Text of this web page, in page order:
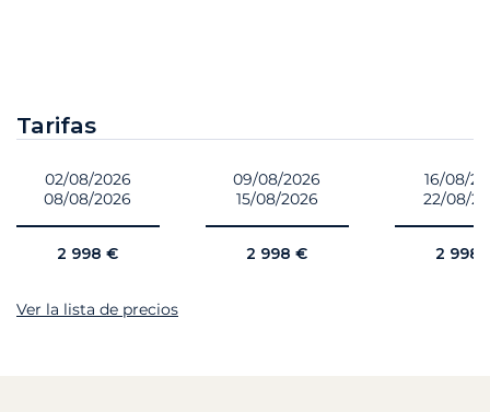
Tarifas
02/08/2026
08/08/2026
2 998 €
09/08/2026
15/08/2026
2 998 €
16/08/
22/08/
2 998
Ver la lista de precios